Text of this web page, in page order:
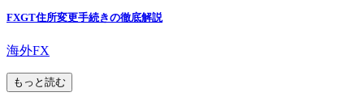
FXGT住所変更手続きの徹底解説
海外FX
もっと読む